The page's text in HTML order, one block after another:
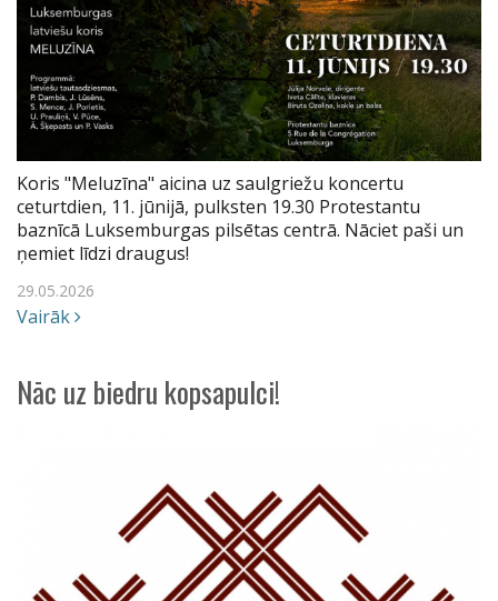
Koris "Meluzīna" aicina uz saulgriežu koncertu
ceturtdien, 11. jūnijā, pulksten 19.30 Protestantu
baznīcā Luksemburgas pilsētas centrā. Nāciet paši un
ņemiet līdzi draugus!
29.05.2026
Vairāk
Nāc uz biedru kopsapulci!